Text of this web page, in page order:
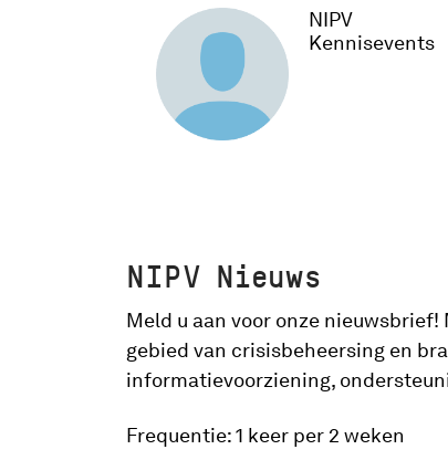
NIPV
Kennisevents
NIPV Nieuws
Meld u aan voor onze
gebied van crisisbeheersing en
informatievoorziening,
Frequentie: 1 keer per 2 weken